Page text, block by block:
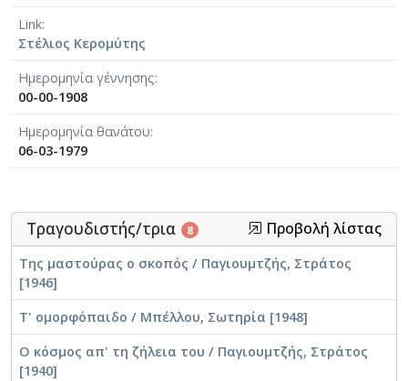
Link
Στέλιος Κερομύτης
Ημερομηνία γέννησης
00-00-1908
Ημερομηνία θανάτου
06-03-1979
Τραγουδιστής/τρια 8 Προβολή λίστας
Της μαστούρας ο σκοπός / Παγιουμτζής, Στράτος
[1946]
Τ' ομορφόπαιδο / Μπέλλου, Σωτηρία [1948]
Ο κόσμος απ' τη ζήλεια του / Παγιουμτζής, Στράτος
[1940]